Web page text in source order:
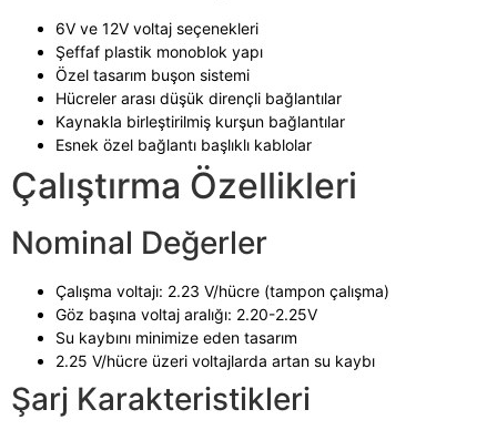
6V ve 12V voltaj seçenekleri
Şeffaf plastik monoblok yapı
Özel tasarım buşon sistemi
Hücreler arası düşük dirençli bağlantılar
Kaynakla birleştirilmiş kurşun bağlantılar
Esnek özel bağlantı başlıklı kablolar
Çalıştırma Özellikleri
Nominal Değerler
Çalışma voltajı: 2.23 V/hücre (tampon çalışma)
Göz başına voltaj aralığı: 2.20-2.25V
Su kaybını minimize eden tasarım
2.25 V/hücre üzeri voltajlarda artan su kaybı
Şarj Karakteristikleri